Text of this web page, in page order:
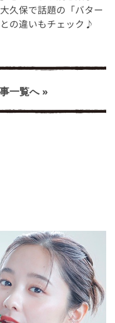
久保で話題の「バター
の違いもチェック♪
一覧へ »